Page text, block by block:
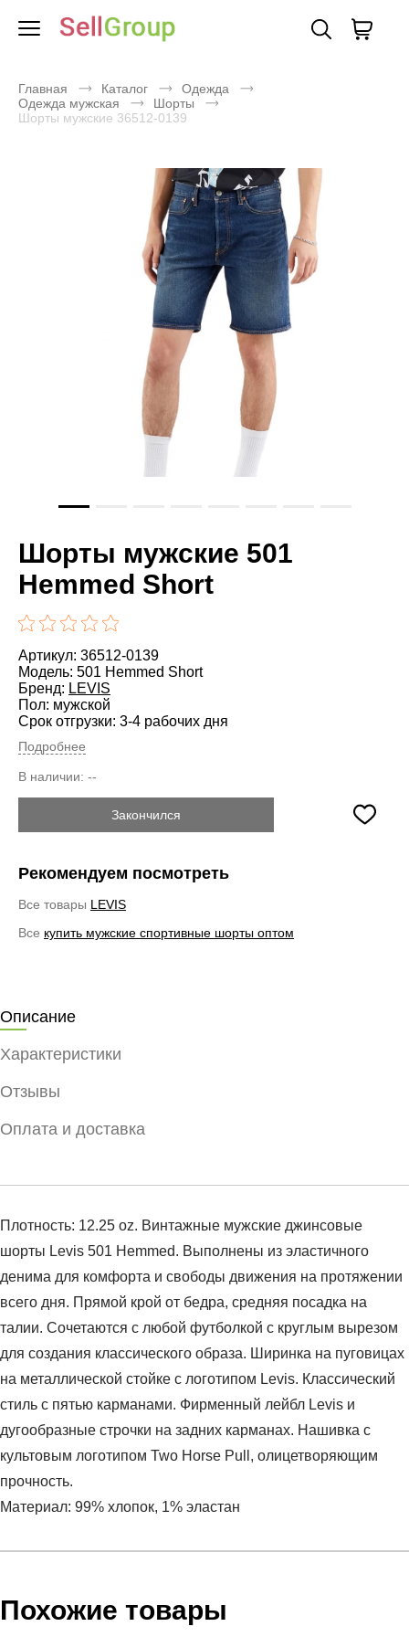
Главная Каталог
Одежда
Одежда мужская
Шорты
Шорты мужские 36512-0139
Шорты мужские 501
Hemmed Short
Артикул: 36512-0139
Модель: 501 Hemmed Short
Бренд: LEVIS
Пол: мужской
Срок отгрузки: 3-4 рабочих дня
Подробнее
В наличии: --
Закончился
Рекомендуем посмотреть
Все товары LEVIS
Все купить мужские спортивные шорты оптом
Описание
Характеристики
Отзывы
Оплата и доставка
Плотность: 12.25 oz. Винтажные мужские джинсовые
шорты Levis 501 Hemmed. Выполнены из эластичного
денима для комфорта и свободы движения на протяжении
всего дня. Прямой крой от бедра, средняя посадка на
талии. Сочетаются с любой футболкой с круглым вырезом
для создания классического образа. Ширинка на пуговицах
на металлической стойке с логотипом Levis. Классический
стиль с пятью карманами. Фирменный лейбл Levis и
дугообразные строчки на задних карманах. Нашивка с
культовым логотипом Two Horse Pull, олицетворяющим
прочность.
Материал: 99% хлопок, 1% эластан
Артикул:36512-0139
Пол:мужской
Условия оплаты
высылает Вам менеджер.
Похожие товары